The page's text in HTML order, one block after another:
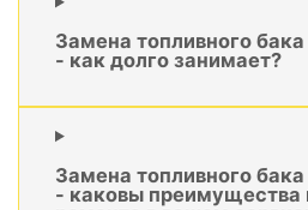
Замена топливного
- как долго занимает?
Замена топливного
- каковы преимущества